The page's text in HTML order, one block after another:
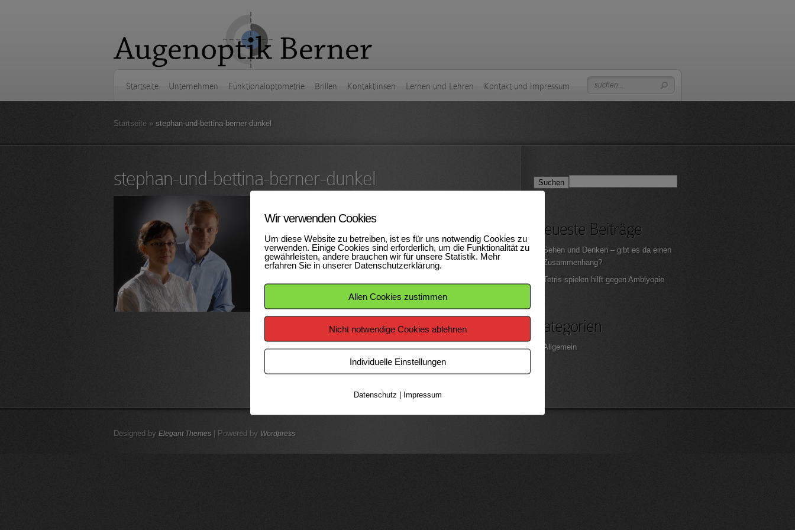
Startseite Unternehmen Funktionaloptometrie Brillen Kontaktlinsen Lernen und Lehren Kontakt und Impressum
Startseite » stephan-und-bettina-berner-dunkel
stephan-und-bettina-berner-dunkel
Neueste Beiträge
Sehen und Denken – gibt es da einen
Zusammenhang?
Tetris spielen hilft gegen Amblyopie
Kategorien
Allgemein
Designed by Elegant Themes | Powered by Wordpress
Wir verwenden Cookies
Um diese Website zu betreiben, ist es für uns notwendig Cookies zu
verwenden. Einige Cookies sind erforderlich, um die Funktionalität zu
gewährleisten, andere brauchen wir für unsere Statistik. Mehr
erfahren Sie in unserer Datenschutzerklärung.
Datenschutz | Impressum